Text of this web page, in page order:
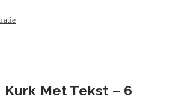
Met Tekst – 6